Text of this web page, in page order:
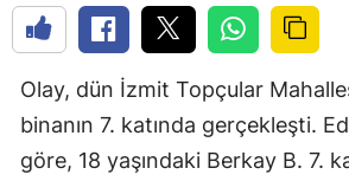
Olay, dün İzmit Topçular
binanın 7. katında gerçekleşti.
göre, 18 yaşındaki Berkay B. 7.